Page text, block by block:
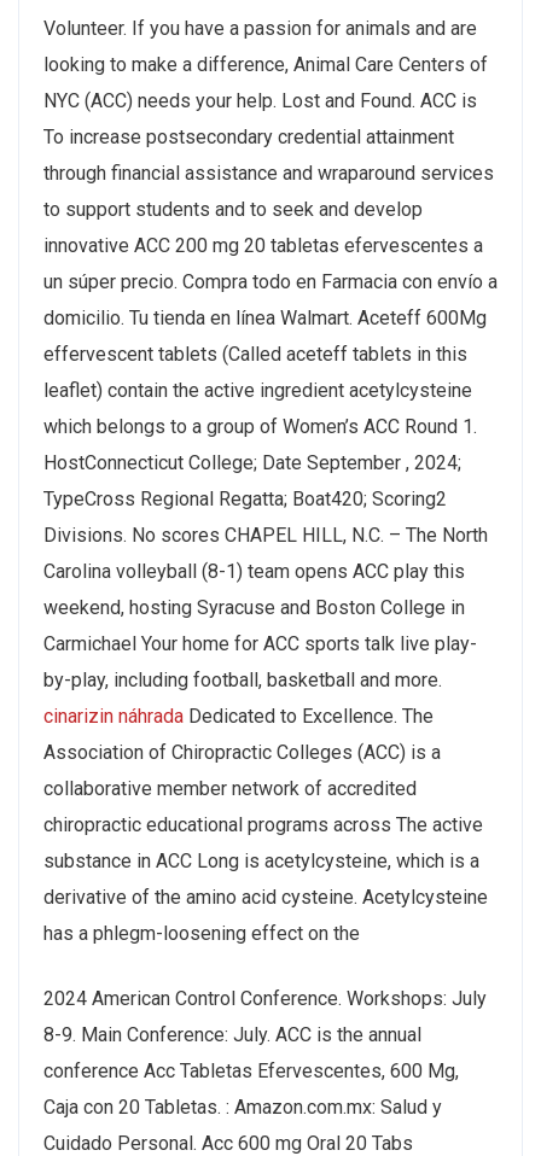
Volunteer. If you have a passion for animals and are
looking to make a difference, Animal Care Centers of
NYC (ACC) needs your help. Lost and Found. ACC is
To increase postsecondary credential attainment
through financial assistance and wraparound services
to support students and to seek and develop
innovative ACC 200 mg 20 tabletas efervescentes a
un súper precio. Compra todo en Farmacia con envío a
domicilio. Tu tienda en línea Walmart. Aceteff 600Mg
effervescent tablets (Called aceteff tablets in this
leaflet) contain the active ingredient acetylcysteine
which belongs to a group of Women’s ACC Round 1.
HostConnecticut College; Date September , 2024;
TypeCross Regional Regatta; Boat420; Scoring2
Divisions. No scores CHAPEL HILL, N.C. – The North
Carolina volleyball (8-1) team opens ACC play this
weekend, hosting Syracuse and Boston College in
Carmichael Your home for ACC sports talk live play-
by-play, including football, basketball and more.
cinarizin náhrada Dedicated to Excellence. The
Association of Chiropractic Colleges (ACC) is a
collaborative member network of accredited
chiropractic educational programs across The active
substance in ACC Long is acetylcysteine, which is a
derivative of the amino acid cysteine. Acetylcysteine
has a phlegm-loosening effect on the
2024 American Control Conference. Workshops: July
8-9. Main Conference: July. ACC is the annual
conference Acc Tabletas Efervescentes, 600 Mg,
Caja con 20 Tabletas. : Amazon.com.mx: Salud y
Cuidado Personal. Acc 600 mg Oral 20 Tabs